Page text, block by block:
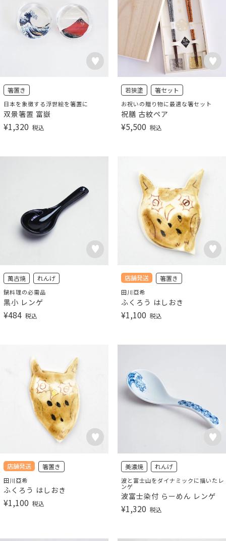
箸置き
日本を象徴する浮世絵を箸置に
双景箸置 富嶽
¥1,320 税込
若狭塗 箸セット
お祝いの贈り物に最適な箸セット
祝膳 古紋ペア
¥5,500 税込
萬古焼 れんげ
鍋料理の必需品
黒小 レンゲ
¥484 税込
店舗発送 箸置き
田川亞希
ふくろう はしおき
¥1,100 税込
店舗発送 箸置き
田川亞希
ふくろう はしおき
¥1,100 税込
美濃焼 れんげ
波と富士山をダイナミックに描いたレ
ンゲ
波富士染付 らーめん レンゲ
¥1,320 税込